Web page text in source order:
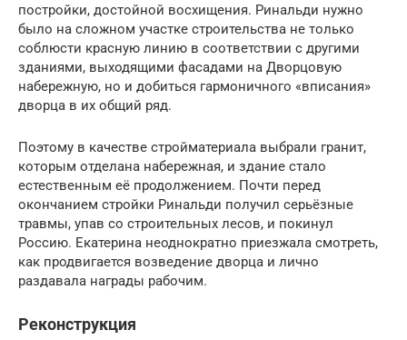
постройки, достойной восхищения. Ринальди нужно
было на сложном участке строительства не только
соблюсти красную линию в соответствии с другими
зданиями, выходящими фасадами на Дворцовую
набережную, но и добиться гармоничного «вписания»
дворца в их общий ряд.
Поэтому в качестве стройматериала выбрали гранит,
которым отделана набережная, и здание стало
естественным её продолжением. Почти перед
окончанием стройки Ринальди получил серьёзные
травмы, упав со строительных лесов, и покинул
Россию. Екатерина неоднократно приезжала смотреть,
как продвигается возведение дворца и лично
раздавала награды рабочим.
Реконструкция